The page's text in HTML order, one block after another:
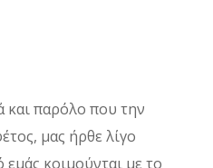
και παρόλο που την
μας ήρθε λίγο
κοιμούνται με το